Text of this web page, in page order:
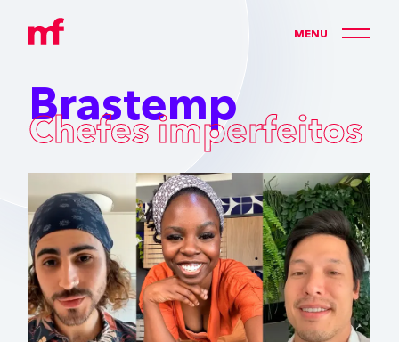
M E N U
Brastemp
Chefes imperfeitos